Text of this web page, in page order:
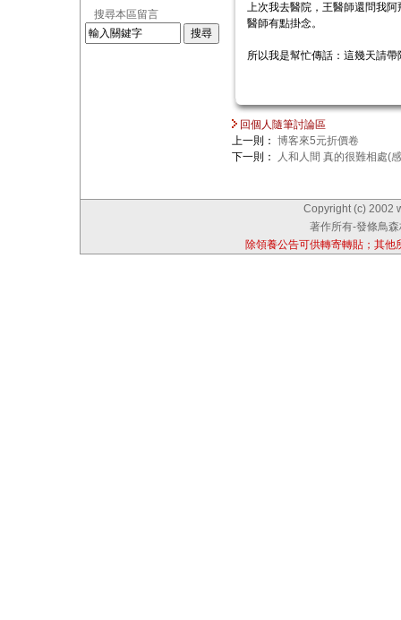
搜尋本區留言
上次我去醫院，王醫師還問我
醫師有點掛念。
所以我是幫忙傳話：這幾天請
回個人隨筆討論區
上一則： 博客來5元折價卷
下一則：
人和人間 真的很難相處(
Copyright (c) 2002
著作所有-發條鳥
除領養公告可供轉寄轉貼；其